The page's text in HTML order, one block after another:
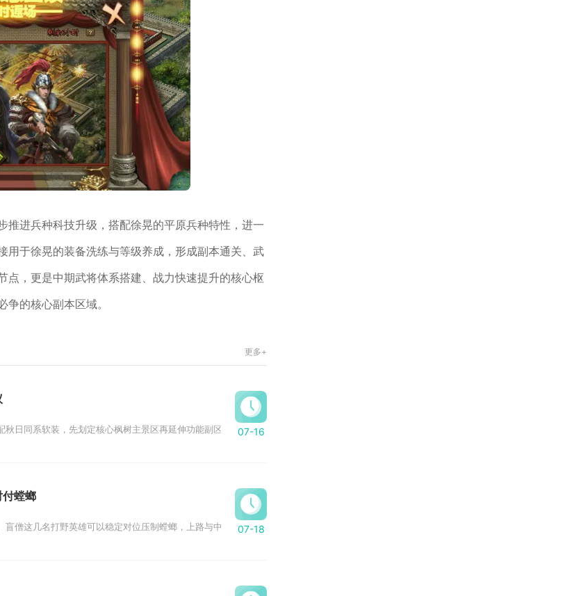
进兵种科技升级，搭配徐晃的平原兵种特性，进一
用于徐晃的装备洗练与等级养成，形成副本通关、武
，更是中期武将体系搭建、战力快速提升的核心枢
的核心副本区域。
更多+
日同系软装，先划定核心枫树主景区再延伸功能副区，结合高低错落摆放、动态落叶道具...
07-16
螳螂
僧这几名打野英雄可以稳定对位压制螳螂，上路与中路也拥有大量Counter选择，...
07-18